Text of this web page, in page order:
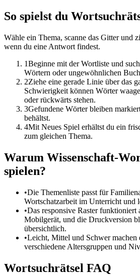
So spielst du
Wähle ein Thema, scanne das Gitter und
wenn du eine Antwort findest.
1Beginne mit der Wortliste und
Wörtern oder ungewöhnlichen
2Ziehe eine gerade Linie über das
Schwierigkeit können Wörter
oder rückwärts stehen.
3Gefundene Wörter bleiben
behältst.
4Mit Neues Spiel erhältst du ein
zum gleichen Thema.
Warum Wissenschaft-
spielen?
•Die Themenliste passt für
Wortschatzarbeit im Unterricht und
•Das responsive Raster funktioniert
Mobilgerät, und die Druckversion
übersichtlich.
•Leicht, Mittel und Schwer machen
verschiedene Altersgruppen und
Wortsuchrätsel FAQ